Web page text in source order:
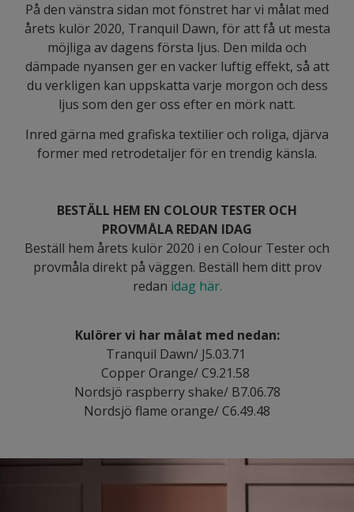
På den vänstra sidan mot fönstret har vi målat med
årets kulör 2020, Tranquil Dawn, för att få ut mesta
möjliga av dagens första ljus. Den milda och
dämpade nyansen ger en vacker luftig effekt, så att
du verkligen kan uppskatta varje morgon och dess
ljus som den ger oss efter en mörk natt.
Inred gärna med grafiska textilier och roliga, djärva
former med retrodetaljer för en trendig känsla.
BESTÄLL HEM EN COLOUR TESTER OCH
PROVMÅLA REDAN IDAG
Beställ hem årets kulör 2020 i en Colour Tester och
provmåla direkt på väggen. Beställ hem ditt prov
redan idag här.
Kulörer vi har målat med nedan:
Tranquil Dawn/ J5.03.71
Copper Orange/ C9.21.58
Nordsjö raspberry shake/ B7.06.78
Nordsjö flame orange/ C6.49.48